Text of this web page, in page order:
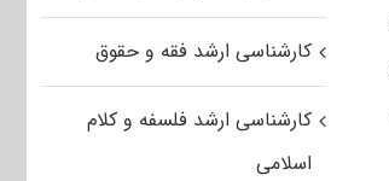
کارشناسی ارشد فقه و حقوق
کارشناسی ارشد فلسفه و کلام
اسلامی